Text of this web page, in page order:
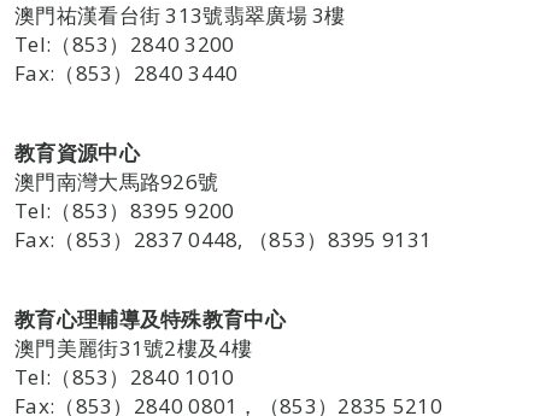
澳門祐漢看台街 313號翡翠廣場 3樓
Tel:（853）2840 3200
Fax:（853）2840 3440
教育資源中心
澳門南灣大馬路926號
Tel:（853）8395 9200
Fax:（853）2837 0448, （853）8395 9131
教育心理輔導及特殊教育中心
澳門美麗街31號2樓及4樓
Tel:（853）2840 1010
Fax:（853）2840 0801，（853）2835 5210